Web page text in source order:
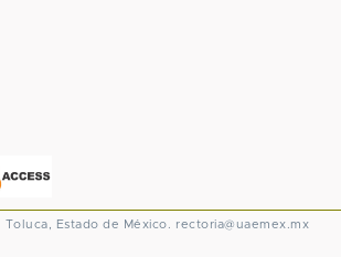
Toluca, Estado de México. rectoria@uaemex.mx